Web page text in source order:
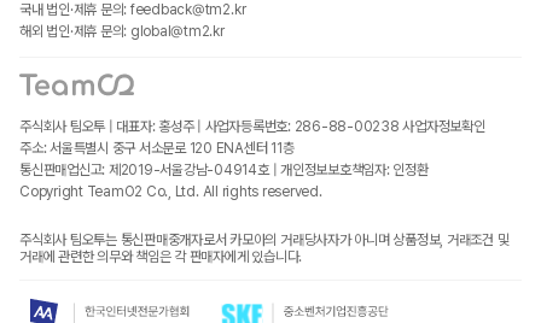
국내 법인·제휴 문의: feedback@tm2.kr
해외 법인·제휴 문의: global@tm2.kr
주식회사 팀오투 | 대표자: 홍성주 | 사업자등록번호: 286-88-00238 사업자정보확인
주소: 서울특별시 중구 서소문로 120 ENA센터 11층
통신판매업신고: 제2019-서울강남-04914호 | 개인정보보호책임자: 인정환
Copyright TeamO2 Co., Ltd. All rights reserved.
주식회사 팀오투는 통신판매중개자로서 카모아의 거래당사자가 아니며 상품정보, 거래조건 및
거래에 관련한 의무와 책임은 각 판매자에게 있습니다.